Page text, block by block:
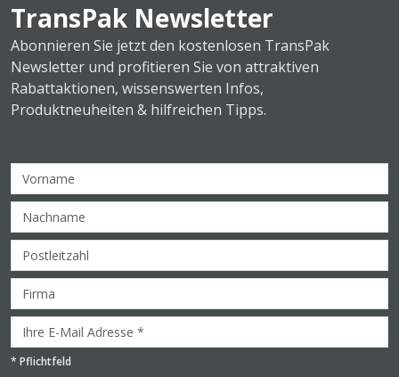
TransPak Newsletter
Abonnieren Sie jetzt den kostenlosen TransPak
Newsletter und profitieren Sie von attraktiven
Rabattaktionen, wissenswerten Infos,
Produktneuheiten & hilfreichen Tipps.
* Pflichtfeld